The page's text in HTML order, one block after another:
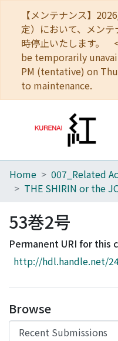
【メンテナンス】
定）において、メン
時停止いたします。
be temporarily
PM (tentative) on
to maintenance.
Home
Browse
Download Ranking
Access Statistics
Home
53巻2号
Permanent URI for this
http://hdl.handle.net/
Browse